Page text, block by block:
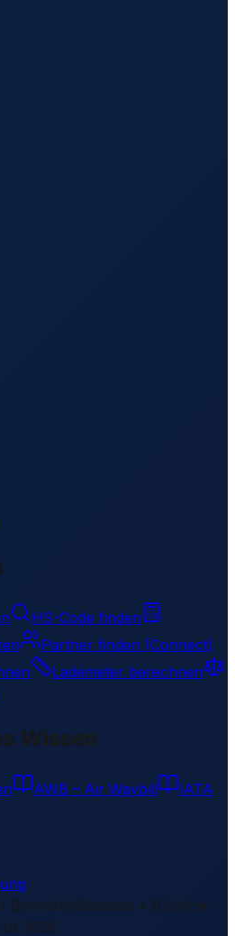
HS-Code finden
Partner finden (Connect)
Lademeter berechnen
Wissen
AWB – Air Waybill IATA
1 Bereiche/Sections • 8 Links▾
2026